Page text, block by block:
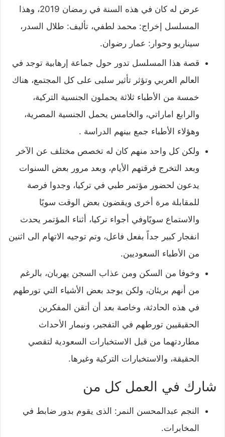
عرض له كان في هذه السنة في رمضان 2019، وهذا
المسلسل إخراج: محمد لطفي، تأليف: طلال السدر،
سيناريو وحوار: عمار رضوان.
قصة هذا المسلسل تدور حول جماعة إرهابية توجد في
العالم العربي وتؤثر تأثير سلبى على كل المجتمع، هناك
خمسة من الأطباء ثلاثة يحملون الجنسية التركية،
والرابع اماراتي، والخامس يحمل الجنسية المصرية،
وهؤلاء الأطباء جمع بينهم الدراسة .
ولكن كل واحد منهم كان له تخصص مختلف عن الآخر
وبعد التخرج فرقتهم الأيام، وبعد مرور بعض السنوات
يدعون لحضور مؤتمر طبي في تركيا، وجدوا فرصة
للمقابلة مرة أخرى ويقضون بعض الوقت سويًا
والاستماع سويًاوفي أجواء تركيا، أثناء المؤتمر يحدث
انفجار كبير جداً بفعل فاعل، وتم توجيه الاتهام الى اثنين
من الأطباء السعوديين.
وخوفا من السكن ومن عذاب السجن يهربان، بالرغم
من أنهم بريئان، ولكن يوجد بعض الأشياء التي تورطهم
في هذه الحادثة، وخاصة بعد أن أتقن المفكرين
الحقيقيين تورطهم في التفجير، ونيمار الأحداث
مطاردتهما من قبل الاستخبارات السعودية لتقصي
الحقيقة، والاستخبارات التركية وغيرها.
شارك في العمل كل من
النجم عبدالمحسن النمر: الذى يقوم بدور ضابط في
المخابرات.